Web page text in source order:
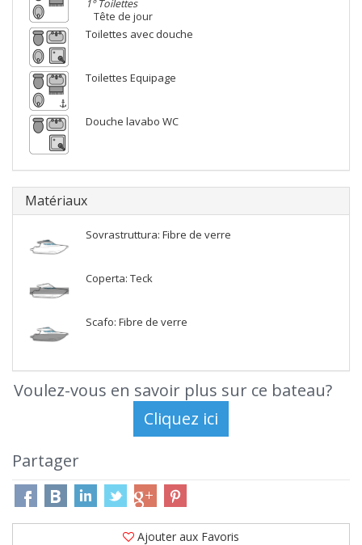
1° Toilettes
Tête de jour
Toilettes avec douche
Toilettes Equipage
Douche lavabo WC
Matériaux
Sovrastruttura: Fibre de verre
Coperta: Teck
Scafo: Fibre de verre
Voulez-vous en savoir plus sur ce bateau?
Partager
Ajouter aux Favoris